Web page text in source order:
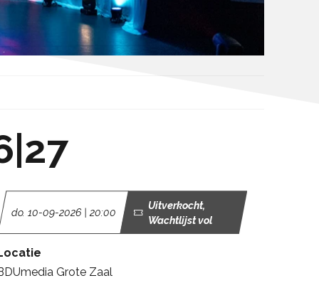
do. 10-09-2026 | 20:00
Uitverkocht,
Wachtlijst vol
Grote Zaal